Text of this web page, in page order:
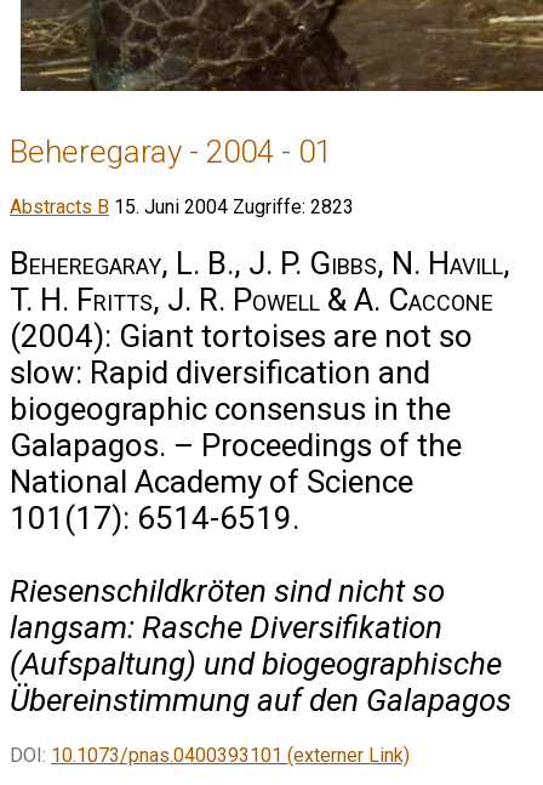
Beheregaray - 2004 - 01
Abstracts B 15. Juni 2004 Zugriffe: 2823
Beheregaray, L. B., J. P. Gibbs, N. Havill,
T. H. Fritts, J. R. Powell & A. Caccone
(2004): Giant tortoises are not so
slow: Rapid diversification and
biogeographic consensus in the
Galapagos. – Proceedings of the
National Academy of Science
101(17): 6514-6519.
Riesenschildkröten sind nicht so
langsam: Rasche Diversifikation
(Aufspaltung) und biogeographische
Übereinstimmung auf den Galapagos
DOI: 10.1073/pnas.0400393101 (externer Link)